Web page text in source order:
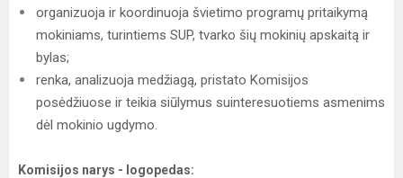
organizuoja ir koordinuoja švietimo programų pritaikymą
mokiniams, turintiems SUP, tvarko šių mokinių apskaitą ir
bylas;
renka, analizuoja medžiagą, pristato Komisijos
posėdžiuose ir teikia siūlymus suinteresuotiems asmenims
dėl mokinio ugdymo.
Komisijos narys - logopedas: